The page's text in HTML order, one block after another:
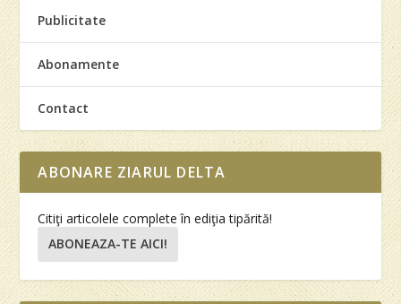
Publicitate
Abonamente
Contact
ABONARE ZIARUL DELTA
Citiţi articolele complete în ediţia tipărită!
ABONEAZA-TE AICI!